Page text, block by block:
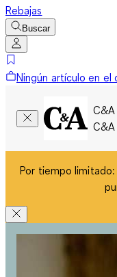
Rebajas
Buscar
Ningún artículo en el
C&A
C&A
Por tiempo